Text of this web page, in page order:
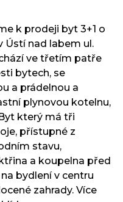
k prodeji byt 3+1 o
Ústí nad labem ul.
ve třetím patře
bytech, se
a prádelnou a
plynovou kotelnu,
který má tři
přístupné z
stavu,
a koupelna před
bydlení v centru
zahrady. Více